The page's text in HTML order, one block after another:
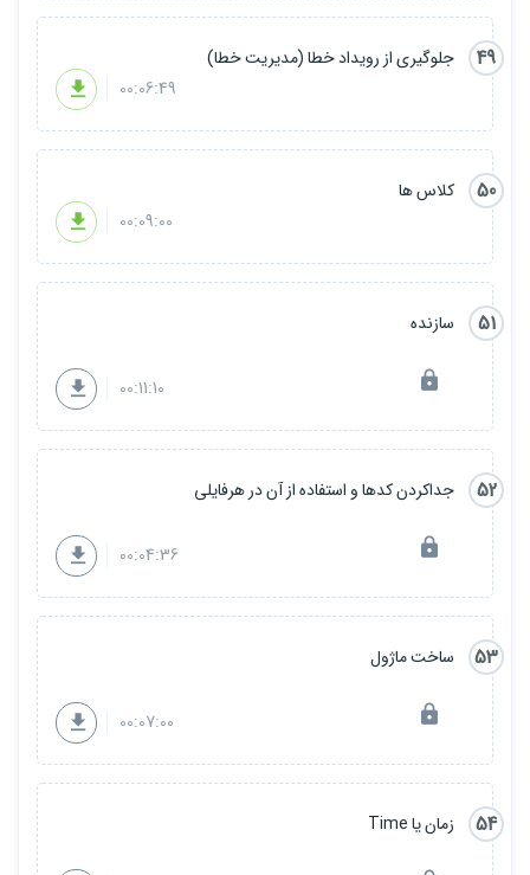
49
جلوگیری از رویداد خطا (مدیریت خطا)
00:06:49
50
کلاس ها
00:09:00
51 سازنده
00:11:10
52 جداکردن کدها و استفاده از آن در هرفایلی
00:04:36
53 ساخت ماژول
00:07:00
54 زمان یا Time